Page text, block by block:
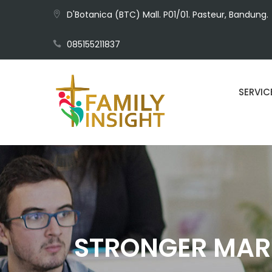
D'Botanica (BTC) Mall. P01/01. Pasteur, Bandung.
085155211837
STRONGER